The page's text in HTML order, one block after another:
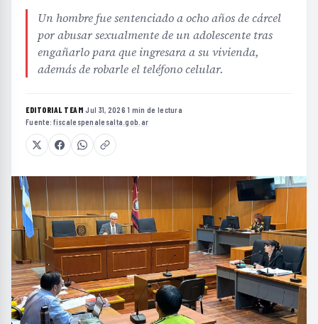
Un hombre fue sentenciado a ocho años de cárcel
por abusar sexualmente de un adolescente tras
engañarlo para que ingresara a su vivienda,
además de robarle el teléfono celular.
EDITORIAL TEAM·Jul 31, 2026·1 min de lectura·
Fuente:fiscalespenalesalta.gob.ar